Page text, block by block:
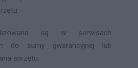
są w serwisach
do sumy gwarancyjnej lub
sprzętu.